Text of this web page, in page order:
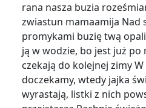
rana nasza buzia
zwiastun mamaamija Nad
promykami buzię twą
ją w wodzie, bo jest już
czekają do kolejnej zimy
doczekamy, wtedy jajka
wyrastają, listki z nich